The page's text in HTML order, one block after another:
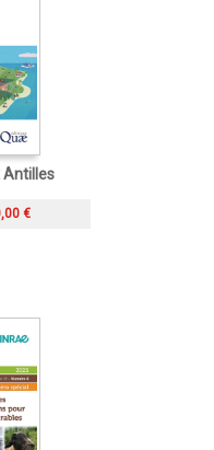
Antilles
€